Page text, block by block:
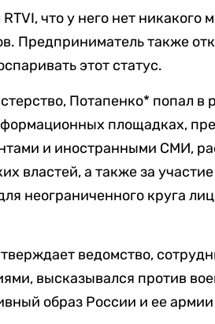
что у него нет
Предприниматель также
этот статус.
Потапенко* попал в
площадках,
и иностранными СМИ,
властей, а также за
неограниченного круга
ведомство,
высказывался против
образ России и ее армии